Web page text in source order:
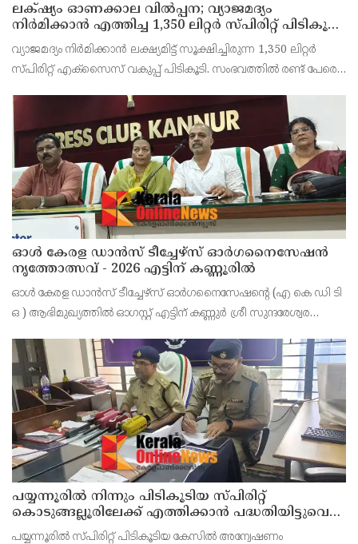
ലക്‌ഷ്യം ഓണക്കാല വിൽപ്പന; വ്യാജമദ്യം
നിർമിക്കാൻ എത്തിച്ച 1,350 ലിറ്റർ സ്പിരിറ്റ് പിടികൂടി;
രണ്ട് പേർ അറസ്റ്റിൽ
വ്യാജമദ്യം നിർമിക്കാൻ ലക്ഷ്യമിട്ട് സൂക്ഷിച്ചിരുന്ന 1,350 ലിറ്റർ
സ്പിരിറ്റ് എക്സൈസ് വകുപ്പ് പിടികൂടി. സംഭവത്തിൽ രണ്ട് പേരെ
കോട്ടക്കുളങ്ങരയിലെ ഹോളോബ്രിക
ഓൾ കേരള ഡാൻസ് ടീച്ചേഴ്സ് ഓർഗനൈസേഷൻ
നൃത്തോത്സവ് - 2026 എട്ടിന് കണ്ണൂരിൽ
ഓൾ കേരള ഡാൻസ് ടീച്ചേഴ്സ് ഓർഗനൈസേഷൻ്റെ (എ കെ ഡി ടി
ഒ ) ആഭിമുഖ്യത്തിൽ ഓഗസ്റ്റ് എട്ടിന് കണ്ണുർ ശ്രീ സുന്ദരേശ്വര
സംഘാടകർ കണ്ണൂർ പ്രസ് ക്ളബ്ബിൽ വാർത്താ സമ
പയ്യന്നൂരിൽ നിന്നും പിടികൂടിയ സ്പിരിറ്റ്
കൊടുങ്ങല്ലൂരിലേക്ക് എത്തിക്കാൻ പദ്ധതിയിട്ടുവെന്ന്
എക്സൈസ് ഡെപ്യൂട്ടി കമ്മിഷണർ
പയ്യന്നൂരിൽ സ്പിരിറ്റ് പിടികൂടിയ കേസിൽ അന്വേഷണം